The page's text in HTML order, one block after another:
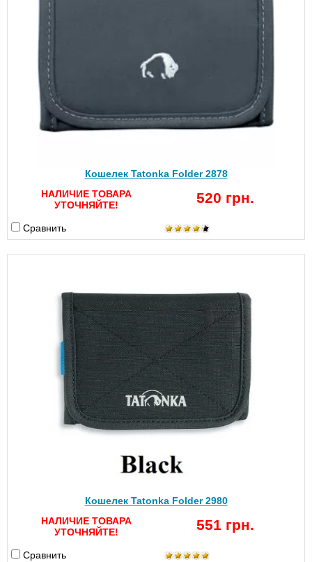
Кошелек Tatonka Folder 2878
НАЛИЧИЕ ТОВАРА
УТОЧНЯЙТЕ!
520 грн.
Сравнить
Кошелек Tatonka Folder 2980
НАЛИЧИЕ ТОВАРА
УТОЧНЯЙТЕ!
551 грн.
Сравнить